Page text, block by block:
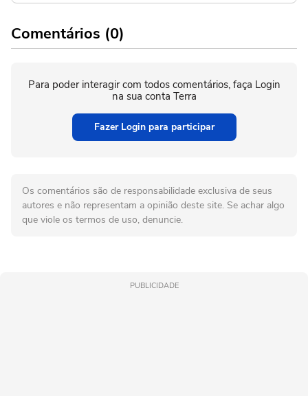
Comentários (0)
Para poder interagir com todos comentários, faça Login
na sua conta Terra
Fazer Login para participar
Os comentários são de responsabilidade exclusiva de seus
autores e não representam a opinião deste site. Se achar algo
que viole os termos de uso, denuncie.
PUBLICIDADE